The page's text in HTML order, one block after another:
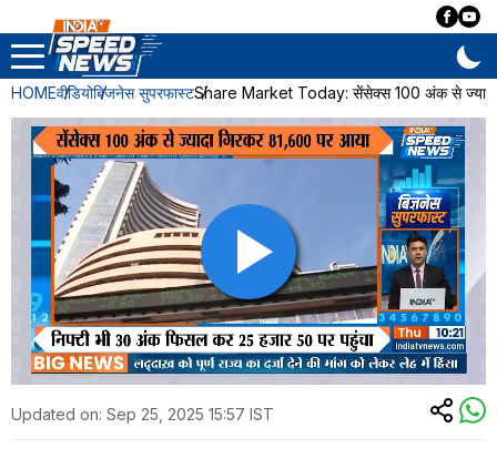
HOMEवीडियोबिजनेस सुपरफास्टShare Market Today: सेंसेक्स 100 अंक से ज्यादा
Updated on: Sep 25, 2025 15:57 IST